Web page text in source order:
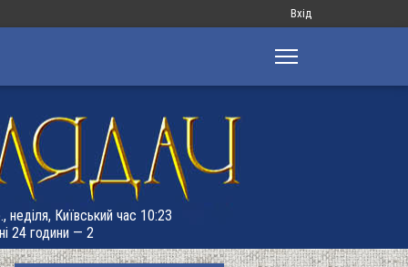
Меню
запису
Вхід
неділя, Київський час 10:23
24 години — 2